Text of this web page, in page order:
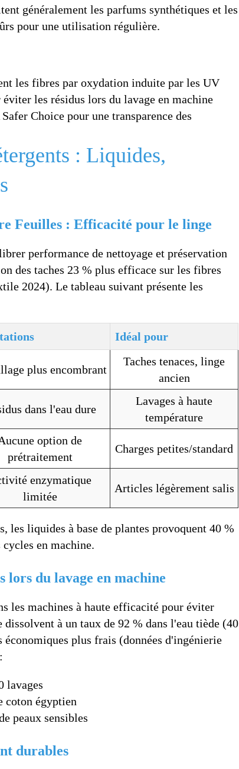
généralement les parfums synthétiques et les
pour une utilisation régulière.
les fibres par oxydation induite par les UV
les résidus lors du lavage en machine
Choice pour une transparence des
: Liquides,
Feuilles : Efficacité pour le linge
performance de nettoyage et préservation
des taches 23 % plus efficace sur les fibres
2024). Le tableau suivant présente les
Idéal pour
plus encombrant
Taches tenaces, linge
ancien
dans l'eau dure
Lavages à haute
température
option de
prétraitement
Charges petites/standard
enzymatique
limitée
Articles légèrement salis
les liquides à base de plantes provoquent 40 %
en machine.
lors du lavage en machine
les machines à haute efficacité pour éviter
à un taux de 92 % dans l'eau tiède (40
économiques plus frais (données d'ingénierie
lavages
coton égyptien
peaux sensibles
durables